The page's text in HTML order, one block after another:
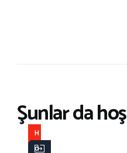
Şunlar da
H
a